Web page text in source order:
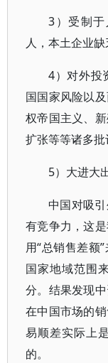
3）受制
人，本土企业缺
4）对外投
国国家风险以
权帝国主义、
扩张等等诸多批
5）大进大
中国对吸
有竞争力，这
用“总销售差额
国家地域范围
分。结果发现
在中国市场的
易顺差实际上
的。